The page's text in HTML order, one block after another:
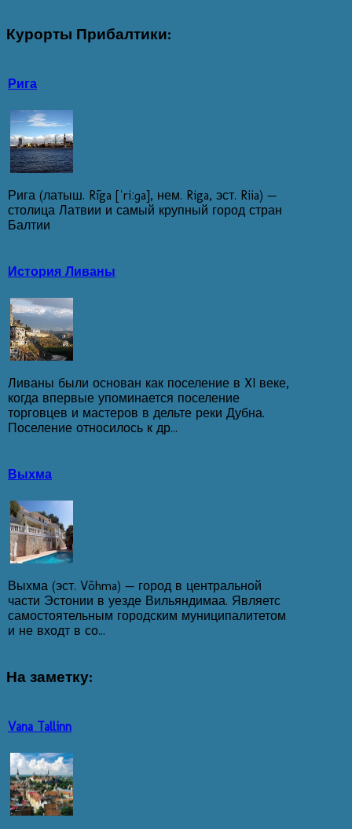
Курорты Прибалтики:
Рига
Рига (латыш. Rīga [ˈriːɡa], нем. Riga, эст. Riia) —
столица Латвии и самый крупный город стран
Балтии
История Ливаны
Ливаны были основан как поселение в XI веке,
когда впервые упоминается поселение
торговцев и мастеров в дельте реки Дубна.
Поселение относилось к др...
Выхма
Выхма (эст. Võhma) — город в центральной
части Эстонии в уезде Вильяндимаа. Являетс
самостоятельным городским муниципалитетом
и не входт в со...
На заметку:
Vana Tallinn